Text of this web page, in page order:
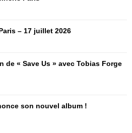
– 17 juillet 2026
de « Save Us » avec Tobias Forge
son nouvel album !